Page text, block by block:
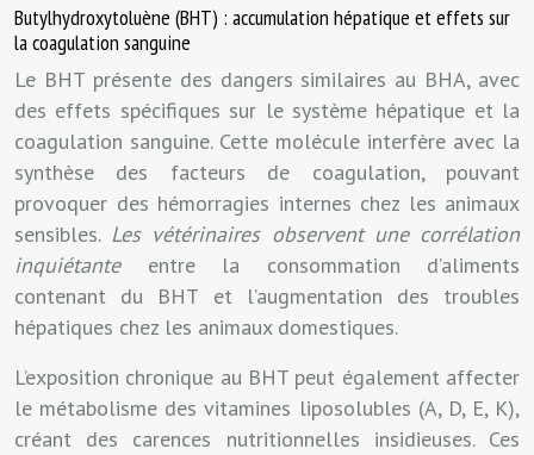
Butylhydroxytoluène (BHT) : accumulation hépatique et effets sur
la coagulation sanguine
Le BHT présente des dangers similaires au BHA, avec
des effets spécifiques sur le système hépatique et la
coagulation sanguine. Cette molécule interfère avec la
synthèse des facteurs de coagulation, pouvant
provoquer des hémorragies internes chez les animaux
sensibles. Les vétérinaires observent une corrélation
inquiétante entre la consommation d’aliments
contenant du BHT et l’augmentation des troubles
hépatiques chez les animaux domestiques.
L’exposition chronique au BHT peut également affecter
le métabolisme des vitamines liposolubles (A, D, E, K),
créant des carences nutritionnelles insidieuses. Ces